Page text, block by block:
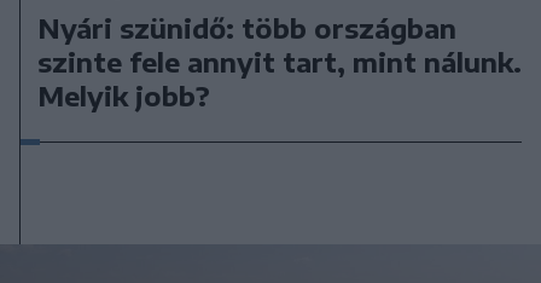
Nyári szünidő: több országban
szinte fele annyit tart, mint nálunk.
Melyik jobb?